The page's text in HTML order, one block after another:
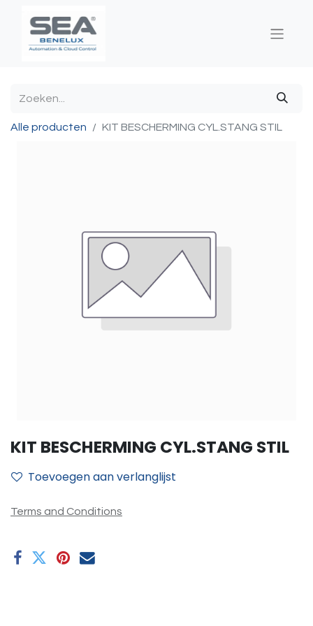
Alle producten KIT BESCHERMING CYL.STANG STIL
KIT BESCHERMING CYL.STANG STIL
Toevoegen aan verlanglijst
Terms and Conditions